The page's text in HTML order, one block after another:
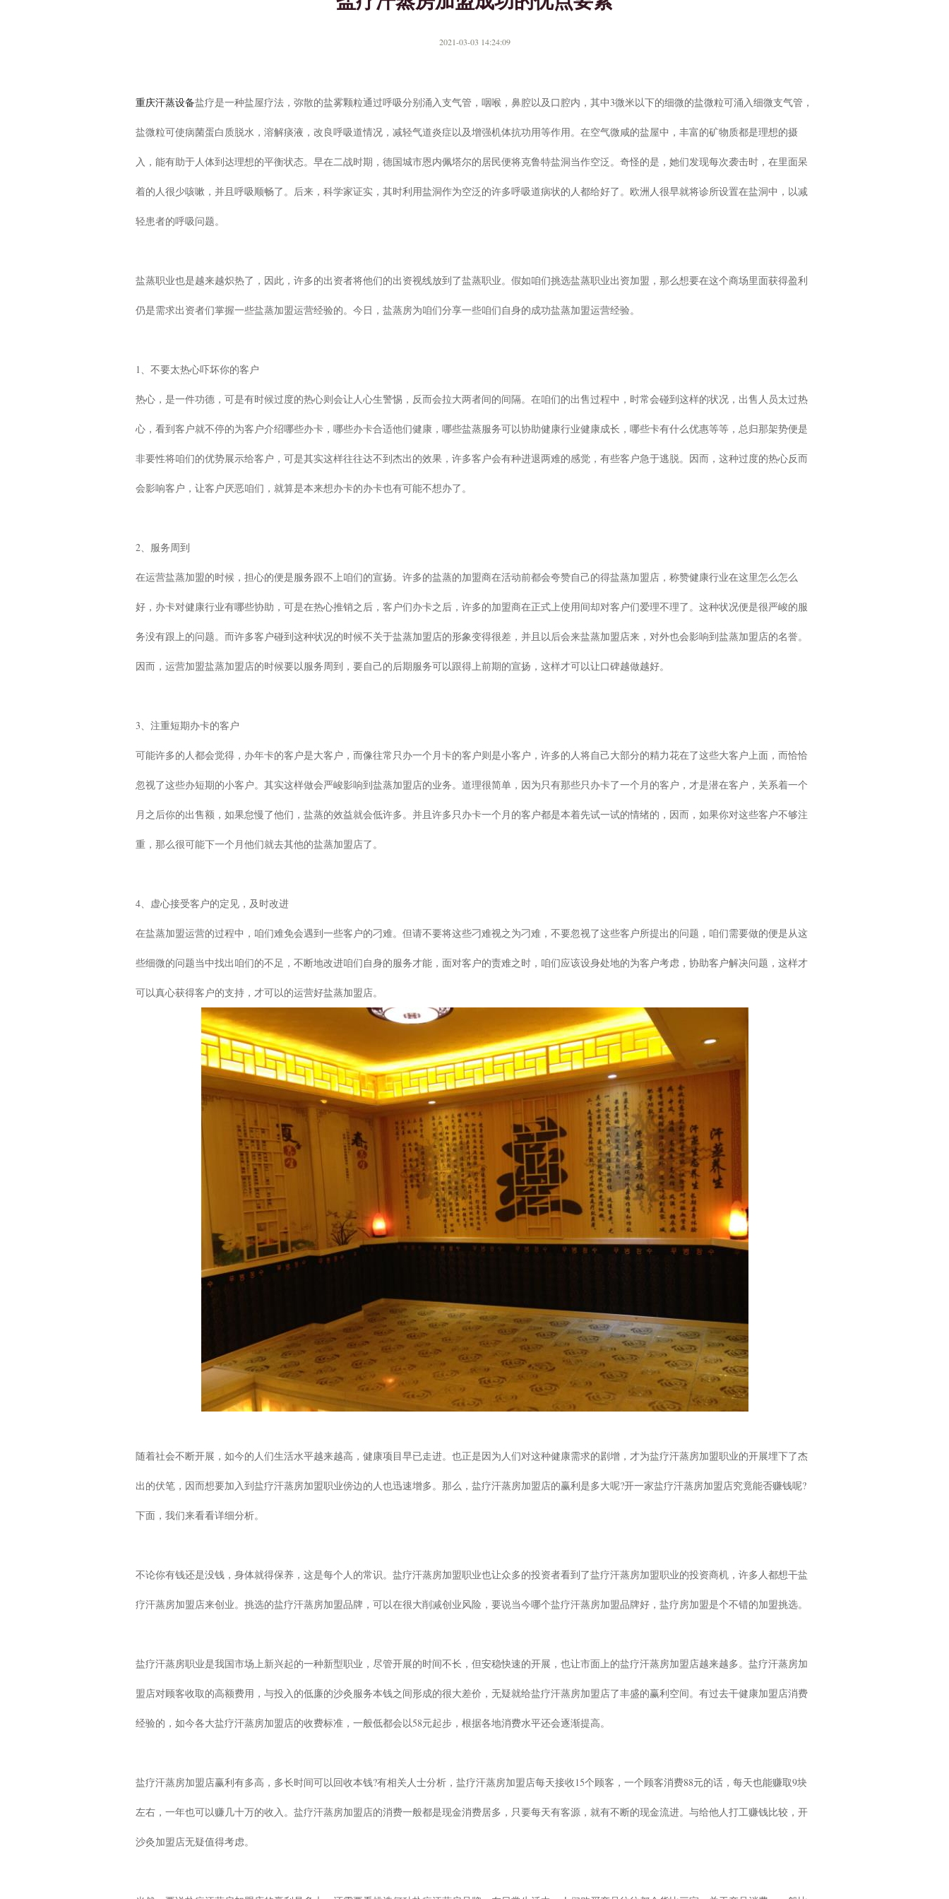
2021-03-03 14:24:09
重庆汗蒸设备盐疗是一种盐屋疗法，弥散的盐雾颗粒通过呼吸分别涌入支气管，咽喉，鼻腔以及口腔内，其中3微米以下的细微的盐微粒可涌入细微支气管，
盐微粒可使病菌蛋白质脱水，溶解痰液，改良呼吸道情况，减轻气道炎症以及增强机体抗功用等作用。在空气微咸的盐屋中，丰富的矿物质都是理想的摄
入，能有助于人体到达理想的平衡状态。早在二战时期，德国城市恩内佩塔尔的居民便将克鲁特盐洞当作空泛。奇怪的是，她们发现每次袭击时，在里面呆
着的人很少咳嗽，并且呼吸顺畅了。后来，科学家证实，其时利用盐洞作为空泛的许多呼吸道病状的人都给好了。欧洲人很早就将诊所设置在盐洞中，以减
轻患者的呼吸问题。
盐蒸职业也是越来越炽热了，因此，许多的出资者将他们的出资视线放到了盐蒸职业。假如咱们挑选盐蒸职业出资加盟，那么想要在这个商场里面获得盈利
仍是需求出资者们掌握一些盐蒸加盟运营经验的。今日，盐蒸房为咱们分享一些咱们自身的成功盐蒸加盟运营经验。
1、不要太热心吓坏你的客户
热心，是一件功德，可是有时候过度的热心则会让人心生警惕，反而会拉大两者间的间隔。在咱们的出售过程中，时常会碰到这样的状况，出售人员太过热
心，看到客户就不停的为客户介绍哪些办卡，哪些办卡合适他们健康，哪些盐蒸服务可以协助健康行业健康成长，哪些卡有什么优惠等等，总归那架势便是
非要性将咱们的优势展示给客户，可是其实这样往往达不到杰出的效果，许多客户会有种进退两难的感觉，有些客户急于逃脱。因而，这种过度的热心反而
会影响客户，让客户厌恶咱们，就算是本来想办卡的办卡也有可能不想办了。
2、服务周到
在运营盐蒸加盟的时候，担心的便是服务跟不上咱们的宣扬。许多的盐蒸的加盟商在活动前都会夸赞自己的得盐蒸加盟店，称赞健康行业在这里怎么怎么
好，办卡对健康行业有哪些协助，可是在热心推销之后，客户们办卡之后，许多的加盟商在正式上使用间却对客户们爱理不理了。这种状况便是很严峻的服
务没有跟上的问题。而许多客户碰到这种状况的时候不关于盐蒸加盟店的形象变得很差，并且以后会来盐蒸加盟店来，对外也会影响到盐蒸加盟店的名誉。
因而，运营加盟盐蒸加盟店的时候要以服务周到，要自己的后期服务可以跟得上前期的宣扬，这样才可以让口碑越做越好。
3、注重短期办卡的客户
可能许多的人都会觉得，办年卡的客户是大客户，而像往常只办一个月卡的客户则是小客户，许多的人将自己大部分的精力花在了这些大客户上面，而恰恰
忽视了这些办短期的小客户。其实这样做会严峻影响到盐蒸加盟店的业务。道理很简单，因为只有那些只办卡了一个月的客户，才是潜在客户，关系着一个
月之后你的出售额，如果怠慢了他们，盐蒸的效益就会低许多。并且许多只办卡一个月的客户都是本着先试一试的情绪的，因而，如果你对这些客户不够注
重，那么很可能下一个月他们就去其他的盐蒸加盟店了。
4、虚心接受客户的定见，及时改进
在盐蒸加盟运营的过程中，咱们难免会遇到一些客户的刁难。但请不要将这些刁难视之为刁难，不要忽视了这些客户所提出的问题，咱们需要做的便是从这
些细微的问题当中找出咱们的不足，不断地改进咱们自身的服务才能，面对客户的责难之时，咱们应该设身处地的为客户考虑，协助客户解决问题，这样才
可以真心获得客户的支持，才可以的运营好盐蒸加盟店。
随着社会不断开展，如今的人们生活水平越来越高，健康项目早已走进。也正是因为人们对这种健康需求的剧增，才为盐疗汗蒸房加盟职业的开展埋下了杰
出的伏笔，因而想要加入到盐疗汗蒸房加盟职业傍边的人也迅速增多。那么，盐疗汗蒸房加盟店的赢利是多大呢?开一家盐疗汗蒸房加盟店究竟能否赚钱呢?
下面，我们来看看详细分析。
不论你有钱还是没钱，身体就得保养，这是每个人的常识。盐疗汗蒸房加盟职业也让众多的投资者看到了盐疗汗蒸房加盟职业的投资商机，许多人都想干盐
疗汗蒸房加盟店来创业。挑选的盐疗汗蒸房加盟品牌，可以在很大削减创业风险，要说当今哪个盐疗汗蒸房加盟品牌好，盐疗房加盟是个不错的加盟挑选。
盐疗汗蒸房职业是我国市场上新兴起的一种新型职业，尽管开展的时间不长，但安稳快速的开展，也让市面上的盐疗汗蒸房加盟店越来越多。盐疗汗蒸房加
盟店对顾客收取的高额费用，与投入的低廉的沙灸服务本钱之间形成的很大差价，无疑就给盐疗汗蒸房加盟店了丰盛的赢利空间。有过去干健康加盟店消费
经验的，如今各大盐疗汗蒸房加盟店的收费标准，一般低都会以58元起步，根据各地消费水平还会逐渐提高。
盐疗汗蒸房加盟店赢利有多高，多长时间可以回收本钱?有相关人士分析，盐疗汗蒸房加盟店每天接收15个顾客，一个顾客消费88元的话，每天也能赚取9块
左右，一年也可以赚几十万的收入。盐疗汗蒸房加盟店的消费一般都是现金消费居多，只要每天有客源，就有不断的现金流进。与给他人打工赚钱比较，开
沙灸加盟店无疑值得考虑。